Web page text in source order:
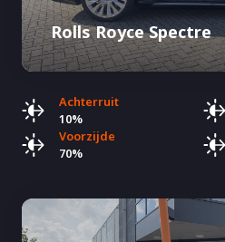
Rolls Royce Spectre
Achterruit
10%
Voorzijde
70%